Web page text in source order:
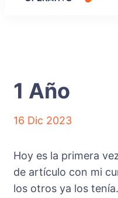
1 Año
16 Dic 2023
Hoy es la primera
de artículo con mi
los otros ya los tenía.